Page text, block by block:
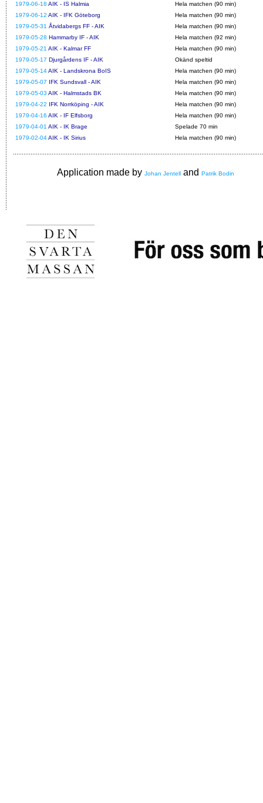
1979-06-18 AIK - IS Halmia
Hela matchen (90 min)
1979-06-12 AIK - IFK Göteborg
Hela matchen (90 min)
1979-05-31 Åtvidabergs FF - AIK
Hela matchen (90 min)
1979-05-28 Hammarby IF - AIK
Hela matchen (92 min)
1979-05-21 AIK - Kalmar FF
Hela matchen (90 min)
1979-05-17 Djurgårdens IF - AIK
Okänd speltid
1979-05-14AIK - Landskrona BoIS
Hela matchen (90 min)
1979-05-07 IFK Sundsvall - AIK
Hela matchen (90 min)
1979-05-03 AIK - Halmstads BK
Hela matchen (90 min)
1979-04-22 IFK Norrköping - AIK
Hela matchen (90 min)
1979-04-16 AIK - IF Elfsborg
Hela matchen (90 min)
1979-04-01 AIK - IK Brage
Spelade 70 min
1979-02-04AIK - IK Sirius Hela matchen (90 min)
Application made by Johan Jentell and Patrik Bodin